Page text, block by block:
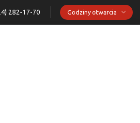
282-17-70 Godziny otwarcia